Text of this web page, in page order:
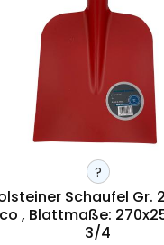
?
Schaufel Gr.
, Blattmaße:
3/4